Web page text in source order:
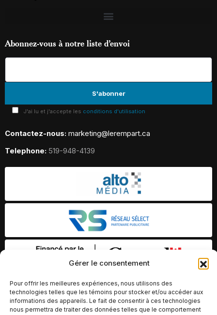
Gérer le consentement
Pour offrir les meilleures expériences, nous utilisons des
technologies telles que les témoins pour stocker et/ou accéder aux
informations des appareils. Le fait de consentir à ces technologies
nous permettra de traiter des données telles que le comportement
Abonnez-vous à notre liste d’envoi
J'ai lu et j'accepte les conditions d'utilisation
Contactez-nous: marketing@lerempart.ca
Telephone: 519-948-4139